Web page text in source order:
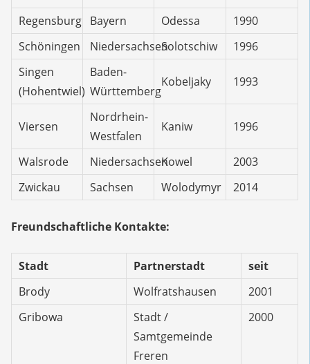
Regensburg
Bayern Odessa
1990
Schöningen
NiedersachsenSolotschiw
1996
Singen
(Hohentwiel)
Baden-
Württemberg
Kobeljaky 1993
Viersen
Nordrhein-
Westfalen
Kaniw 1996
Walsrode NiedersachsenKowel
2003
Zwickau
Sachsen Wolodymyr 2014
Freundschaftliche Kontakte:
Stadt Partnerstadt
seit
Brody
Wolfratshausen
2001
Gribowa
Stadt /
Samtgemeinde
Freren
2000